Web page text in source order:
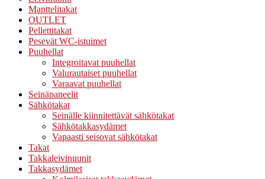
Manttelitakat
OUTLET
Pellettitakat
Pesevät WC-istuimet
Puuhellat
Integroitavat puuhellat
Valurautaiset puuhellat
Varaavat puuhellat
Seinäpaneelit
Sähkötakat
Seinälle kiinnitettävät sähkötakat
Sähkötakkasydämet
Vapaasti seisovat sähkötakat
Takat
Takkaleivinuunit
Takkasydämet